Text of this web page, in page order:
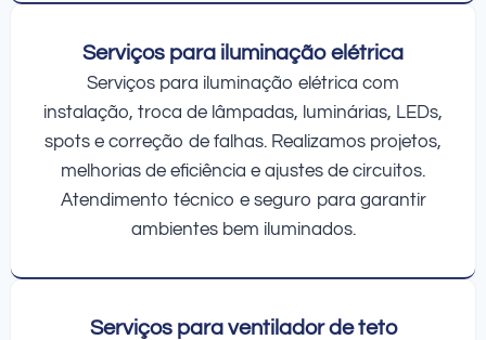
Serviços para iluminação elétrica
Serviços para iluminação elétrica com
instalação, troca de lâmpadas, luminárias, LEDs,
spots e correção de falhas. Realizamos projetos,
melhorias de eficiência e ajustes de circuitos.
Atendimento técnico e seguro para garantir
ambientes bem iluminados.
Serviços para ventilador de teto